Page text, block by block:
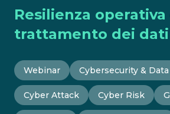
Resilienza operativa
trattamento dei
Webinar Cybersecurity &
Cyber Attack Cyber Risk